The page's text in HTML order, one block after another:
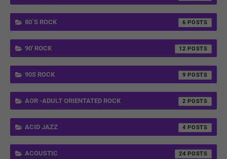
80´S ROCK 6
90' ROCK 12
90S ROCK 9
AOR -ADULT ORIENTATED ROCK 2
ACID JAZZ 4
ACOUSTIC 24